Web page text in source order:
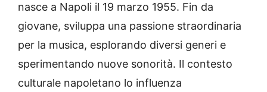
nasce a Napoli il 19 marzo 1955. Fin da
giovane, sviluppa una passione straordinaria
per la musica, esplorando diversi generi e
sperimentando nuove sonorità. Il contesto
culturale napoletano lo influenza